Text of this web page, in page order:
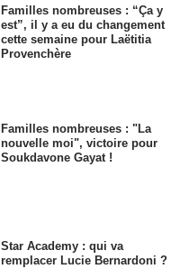
Familles nombreuses : “Ça y
est”, il y a eu du changement
cette semaine pour Laëtitia
Provenchère
Familles nombreuses : "La
nouvelle moi", victoire pour
Soukdavone Gayat !
Star Academy : qui va
remplacer Lucie Bernardoni ?